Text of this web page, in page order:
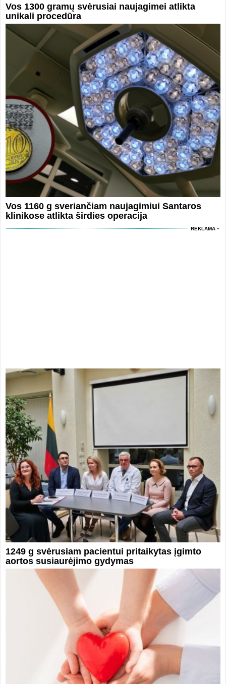
Vos 1300 gramų svėrusiai naujagimei atlikta
unikali procedūra
Vos 1160 g sveriančiam naujagimiui Santaros
klinikose atlikta širdies operacija
REKLAMA
1249 g svėrusiam pacientui pritaikytas įgimto
aortos susiaurėjimo gydymas